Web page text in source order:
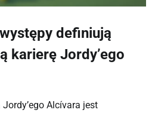
definiują
karierę Jordy’ego
Alcívara jest